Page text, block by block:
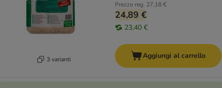
3 varianti
Prezzo reg. 27,18 €
24,89 €
23,40 €
Aggiungi al carrello